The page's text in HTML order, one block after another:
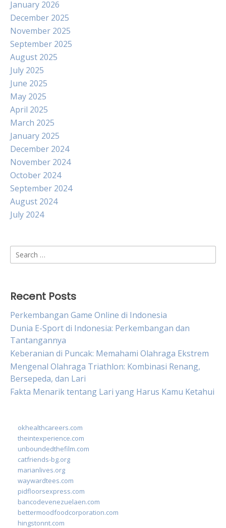
January 2026
December 2025
November 2025
September 2025
August 2025
July 2025
June 2025
May 2025
April 2025
March 2025
January 2025
December 2024
November 2024
October 2024
September 2024
August 2024
July 2024
Search
for:
Recent Posts
Perkembangan Game Online di Indonesia
Dunia E-Sport di Indonesia: Perkembangan dan
Tantangannya
Keberanian di Puncak: Memahami Olahraga Ekstrem
Mengenal Olahraga Triathlon: Kombinasi Renang,
Bersepeda, dan Lari
Fakta Menarik tentang Lari yang Harus Kamu Ketahui
okhealthcareers.com
theintexperience.com
unboundedthefilm.com
catfriends-bg.org
marianlives.org
waywardtees.com
pidfloorsexpress.com
bancodevenezuelaen.com
bettermoodfoodcorporation.com
hingstonnt.com